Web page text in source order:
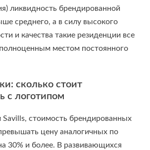
ликвидность брендированной
среднего, а в силу высокого
и качества такие резиденции все
местом постоянного
сколько стоит
с логотипом
стоимость брендированных
цену аналогичных по
30% и более. В развивающихся